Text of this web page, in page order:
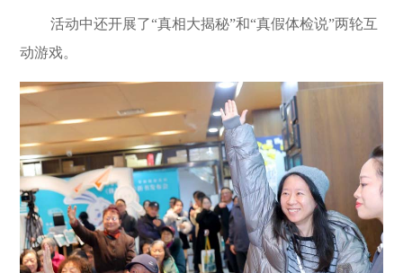
活动中还开展了“真相大揭秘”和“真假体检说”两轮互
动游戏。